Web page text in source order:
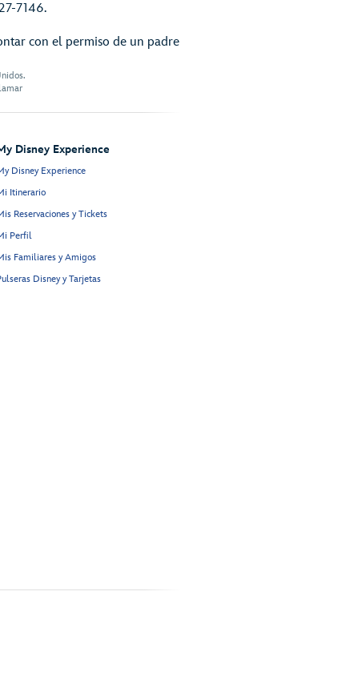
7146.
con el permiso de un padre
Disney Experience
Disney Experience
Itinerario
Reservaciones y Tickets
Perfil
Familiares y Amigos
Disney y Tarjetas